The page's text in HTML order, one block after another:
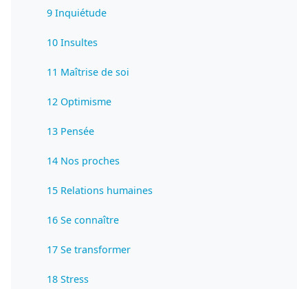
9 Inquiétude
10 Insultes
11 Maîtrise de soi
12 Optimisme
13 Pensée
14 Nos proches
15 Relations humaines
16 Se connaître
17 Se transformer
18 Stress